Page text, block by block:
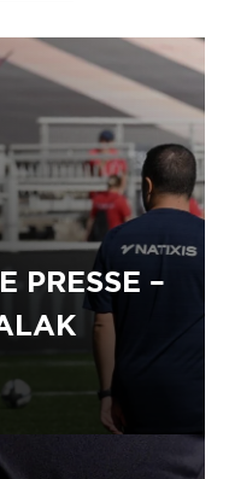
PRESSE –